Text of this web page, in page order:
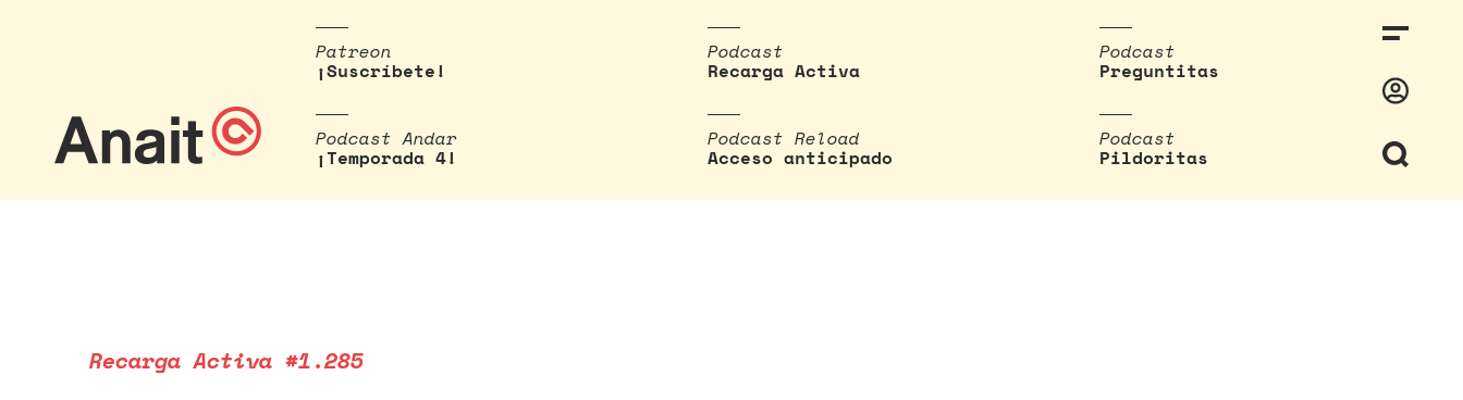
Patreon
¡Suscríbete!
Podcast
Recarga Activa
Podcast
Preguntitas
Podcast Andar
¡Temporada 4!
Podcast Reload
Acceso anticipado
Podcast
Pildoritas
Recarga Activa #1.285